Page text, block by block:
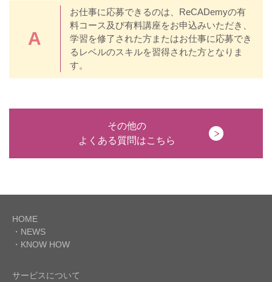
A
お仕事に応募できるのは、ReCADemyの有
料コース及び有料講座をお申込みいただき、
学習を修了された方またはお仕事に応募でき
るレベルのスキルを習得された方となりま
す。
その他の
よくある質問はこちら
HOME
・NEWS
・KNOW HOW
サービスについて